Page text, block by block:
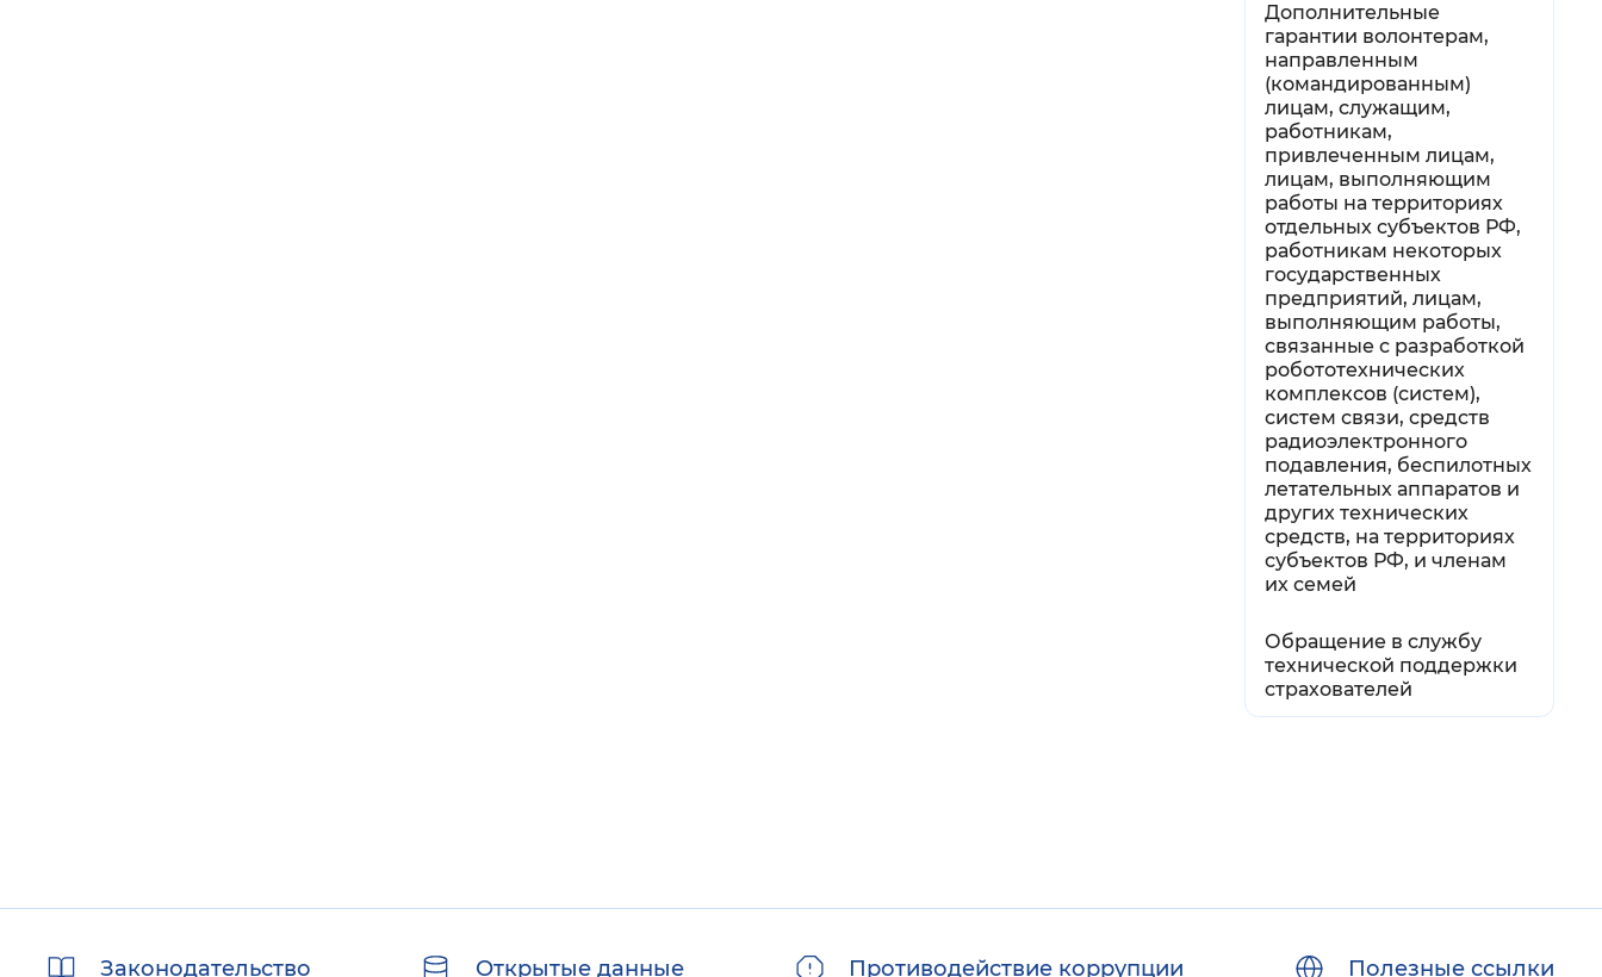
Дополнительные
гарантии волонтерам,
направленным
(командированным)
лицам, служащим,
работникам,
привлеченным лицам,
лицам, выполняющим
работы на территориях
отдельных субъектов РФ,
работникам некоторых
государственных
предприятий, лицам,
выполняющим работы,
связанные с разработкой
робототехнических
комплексов (систем),
систем связи, средств
радиоэлектронного
подавления, беспилотных
летательных аппаратов и
других технических
средств, на территориях
субъектов РФ, и членам
их семей
Обращение в службу
технической поддержки
страхователей
Законодательство Открытые данные Противодействие коррупции Полезные ссылки